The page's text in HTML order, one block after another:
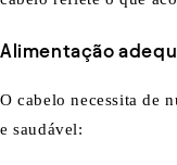
Alimentação
O cabelo necessita de
e saudável: